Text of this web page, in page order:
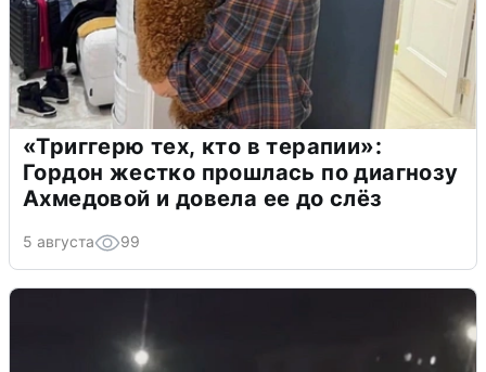
«Триггерю тех, кто в терапии»:
Гордон жестко прошлась по диагнозу
Ахмедовой и довела ее до слёз
5 августа 99